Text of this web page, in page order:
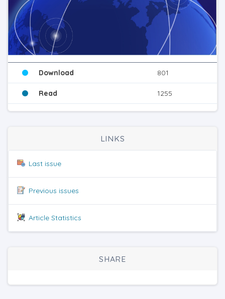
Download 801
Read 1255
LINKS
Last issue
Previous issues
Article Statistics
SHARE